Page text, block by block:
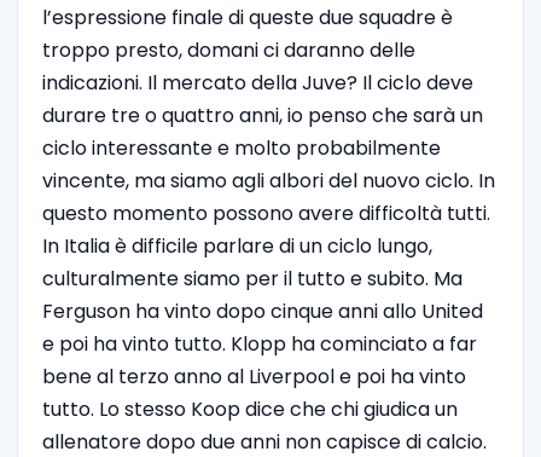
l’espressione finale di queste due squadre è
troppo presto, domani ci daranno delle
indicazioni. Il mercato della Juve? Il ciclo deve
durare tre o quattro anni, io penso che sarà un
ciclo interessante e molto probabilmente
vincente, ma siamo agli albori del nuovo ciclo. In
questo momento possono avere difficoltà tutti.
In Italia è difficile parlare di un ciclo lungo,
culturalmente siamo per il tutto e subito. Ma
Ferguson ha vinto dopo cinque anni allo United
e poi ha vinto tutto. Klopp ha cominciato a far
bene al terzo anno al Liverpool e poi ha vinto
tutto. Lo stesso Koop dice che chi giudica un
allenatore dopo due anni non capisce di calcio.